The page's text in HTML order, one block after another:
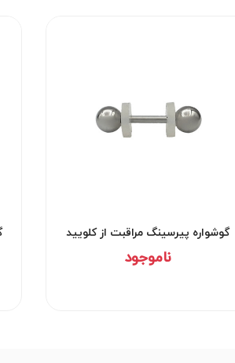
گوشواره پیرسینگ مراقبت از کلویید
کد۲۹۵۲
ناموجود